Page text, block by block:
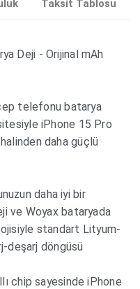
Taksit Tablosu
Deji - Orijinal mAh
telefonu batarya
iPhone 15 Pro
daha güçlü
daha iyi bir
ve Woyax bataryada
standart Lityum-
deşarj döngüsü
chip sayesinde iPhone